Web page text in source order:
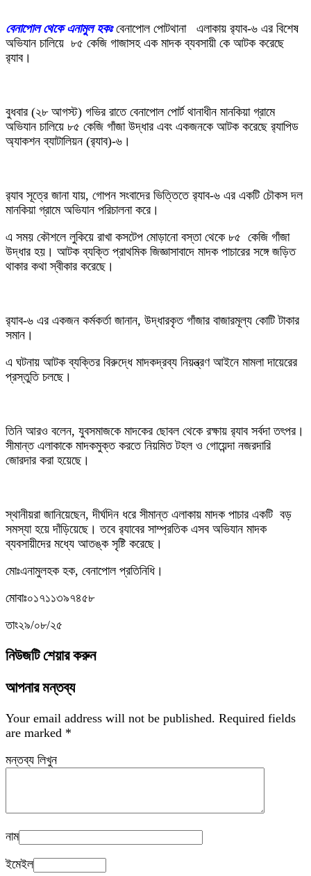
বেনাপোল থেকে এনামুল হকঃবেনাপোল পোটথানা এলাকায় র‌্যাব-৬ এর বিশেষ
অভিযান চালিয়ে ৮৫ কেজি গাজাসহ এক মাদক ব্যবসায়ী কে আটক করেছে
র‌্যাব।
বুধবার (২৮ আগস্ট) গভির রাতে বেনাপোল পোর্ট থানাধীন মানকিয়া গ্রামে
অভিযান চালিয়ে ৮৫ কেজি গাঁজা উদ্ধার এবং একজনকে আটক করেছে র‌্যাপিড
অ্যাকশন ব্যাটালিয়ন (র‌্যাব)-৬।
র‌্যাব সূত্রে জানা যায়, গোপন সংবাদের ভিত্তিতে র‌্যাব-৬ এর একটি চৌকস দল
মানকিয়া গ্রামে অভিযান পরিচালনা করে।
এ সময় কৌশলে লুকিয়ে রাখা কসটেপ মোড়ানো বস্তা থেকে ৮৫ কেজি গাঁজা
উদ্ধার হয়। আটক ব্যক্তি প্রাথমিক জিজ্ঞাসাবাদে মাদক পাচারের সঙ্গে জড়িত
থাকার কথা স্বীকার করেছে।
র‌্যাব-৬ এর একজন কর্মকর্তা জানান, উদ্ধারকৃত গাঁজার বাজারমূল্য কোটি টাকার
সমান।
এ ঘটনায় আটক ব্যক্তির বিরুদ্ধে মাদকদ্রব্য নিয়ন্ত্রণ আইনে মামলা দায়েরের
প্রস্তুতি চলছে।
তিনি আরও বলেন, যুবসমাজকে মাদকের ছোবল থেকে রক্ষায় র‌্যাব সর্বদা তৎপর।
সীমান্ত এলাকাকে মাদকমুক্ত করতে নিয়মিত টহল ও গোয়েন্দা নজরদারি
জোরদার করা হয়েছে।
স্থানীয়রা জানিয়েছেন, দীর্ঘদিন ধরে সীমান্ত এলাকায় মাদক পাচার একটি বড়
সমস্যা হয়ে দাঁড়িয়েছে। তবে র‌্যাবের সাম্প্রতিক এসব অভিযান মাদক
ব্যবসায়ীদের মধ্যে আতঙ্ক সৃষ্টি করেছে।
মোঃএনামুলহক হক, বেনাপোল প্রতিনিধি।
মোবাঃ০১৭১১৩৯৭৪৫৮
তাং২৯/০৮/২৫
নিউজটি শেয়ার করুন
আপনার মন্তব্য
Your email address will not be published. Required fields
are marked *
মন্তব্য লিখুন
নাম
ইমেইল